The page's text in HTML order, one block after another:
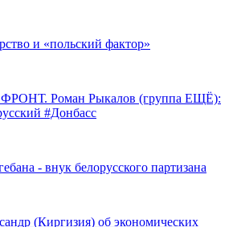
и «польский фактор»
Роман Рыкалов (группа ЕЩЁ):
#Донбасс
- внук белорусского партизана
(Киргизия) об экономических